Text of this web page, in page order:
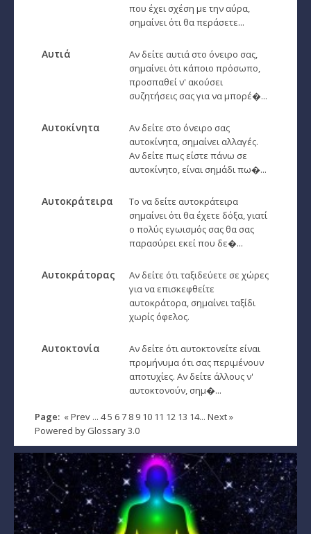
Πλανητική Ενημέρωση (αρχείο)
που έχει σχέση με την αύρα,
σημαίνει ότι θα περάσετε...
Αυτιά
Αν δείτε αυτιά στο όνειρο σας,
σημαίνει ότι κάποιο πρόσωπο,
προσπαθεί ν' ακούσει
συζητήσεις σας για να μπορέ�...
Αυτοκίνητα
Αν δείτε στο όνειρο σας
αυτοκίνητα, σημαίνει αλλαγές.
Αν δείτε πως είστε πάνω σε
αυτοκίνητο, είναι σημάδι πω�...
Αυτοκράτειρα
Το να δείτε αυτοκράτειρα
σημαίνει ότι θα έχετε δόξα, γιατί
ο πολύς εγωισμός σας θα σας
παρασύρει εκεί που δε�...
Αυτοκράτορας
Αν δείτε ότι ταξιδεύετε σε χώρες
για να επισκεφθείτε
αυτοκράτορα, σημαίνει ταξίδι
χωρίς όφελος.
Αυτοκτονία
Αν δείτε ότι αυτοκτονείτε είναι
προμήνυμα ότι σας περιμένουν
αποτυχίες. Αν δείτε άλλους ν'
αυτοκτονούν, σημ�...
Page: «Prev ... 45 67 8 9 10 11 12 13 14... Next»
Powered by Glossary 3.0